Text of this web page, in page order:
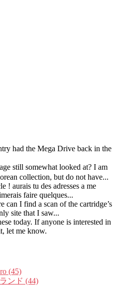
had the Mega Drive back in the
still somewhat looked at? I am
collection, but do not have...
! aurais tu des adresses a me
faire quelques...
can I find a scan of the cartridge’s
site that I saw...
today. If anyone is interested in
let me know.
(45)
ンド (44)